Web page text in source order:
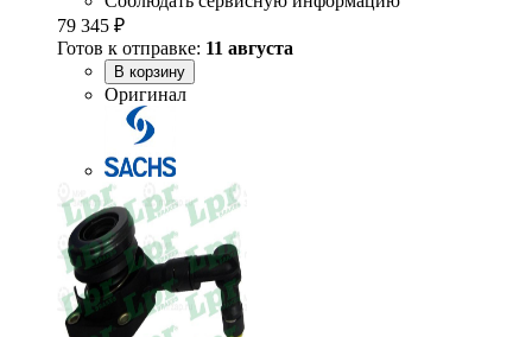
79 345 ₽
Готов к отправке: 11 августа
В корзину
Оригинал